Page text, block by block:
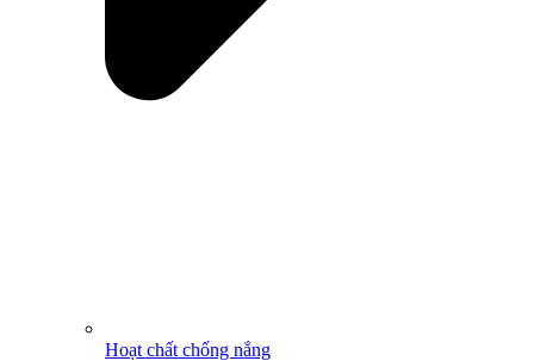
Hoạt chất chống nắng